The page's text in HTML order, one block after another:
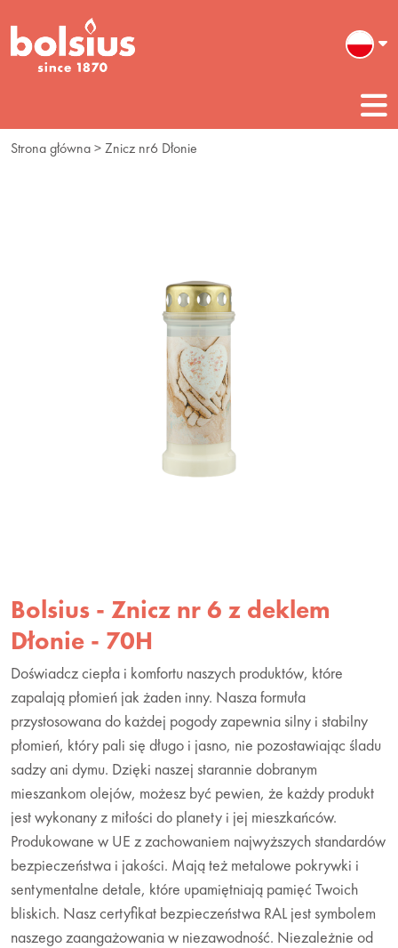
Strona główna> Znicz nr6 Dłonie
Bolsius - Znicz nr 6 z deklem
Dłonie - 70H
Doświadcz ciepła i komfortu naszych produktów, które
zapalają płomień jak żaden inny. Nasza formuła
przystosowana do każdej pogody zapewnia silny i stabilny
płomień, który pali się długo i jasno, nie pozostawiając śladu
sadzy ani dymu. Dzięki naszej starannie dobranym
mieszankom olejów, możesz być pewien, że każdy produkt
jest wykonany z miłości do planety i jej mieszkańców.
Produkowane w UE z zachowaniem najwyższych standardów
bezpieczeństwa i jakości. Mają też metalowe pokrywki i
sentymentalne detale, które upamiętniają pamięć Twoich
bliskich. Nasz certyfikat bezpieczeństwa RAL jest symbolem
naszego zaangażowania w niezawodność. Niezależnie od